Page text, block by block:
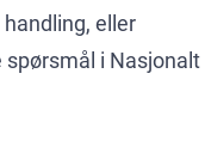
eller
i Nasjonalt